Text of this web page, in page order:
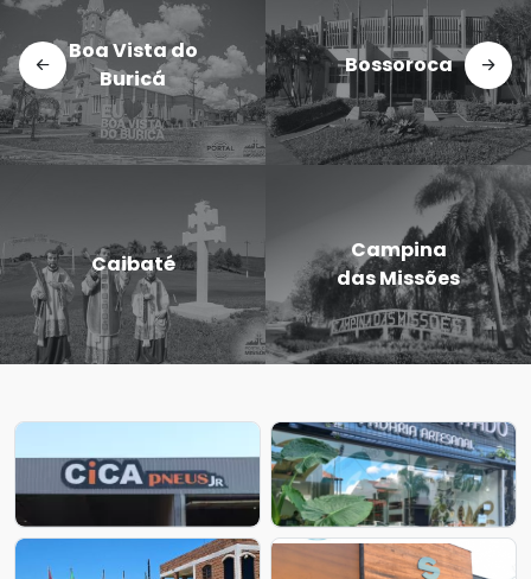
Dezesseis de
Novembro
Doutor
Maurício
Cardoso
Entre-Ijuís
Eugênio de
Castro